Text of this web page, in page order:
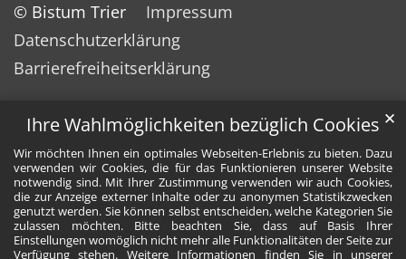
Ihre Wahlmöglichkeiten bezüglich Cookies
Wir möchten Ihnen ein optimales Webseiten-Erlebnis zu bieten. Dazu
verwenden wir Cookies, die für das Funktionieren unserer Website
notwendig sind. Mit Ihrer Zustimmung verwenden wir auch Cookies,
die zur Anzeige externer Inhalte oder zu anonymen Statistikzwecken
genutzt werden. Sie können selbst entscheiden, welche Kategorien Sie
zulassen möchten. Bitte beachten Sie, dass auf Basis Ihrer
Einstellungen womöglich nicht mehr alle Funktionalitäten der Seite zur
Verfügung stehen. Weitere Informationen finden Sie in unserer
✕
© Bistum Trier
Impressum
Datenschutzerklärung
Barrierefreiheitserklärung